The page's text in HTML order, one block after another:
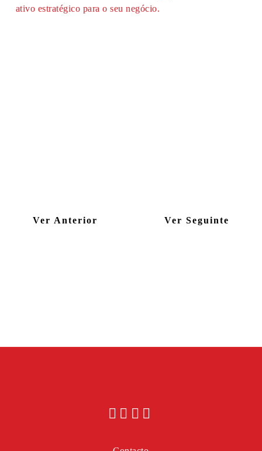
ativo estratégico para o seu negócio.
Ver Anterior Ver Seguinte